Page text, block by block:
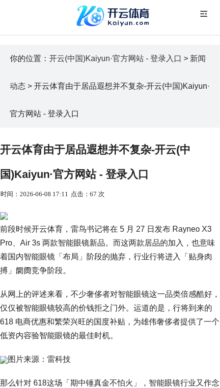
你的位置： 开云(中国)Kaiyun·官方网站 - 登录入口 > 新闻
动态 > 开云体育由于居品遐想并不复杂-开云(中国)Kaiyun·
官方网站 - 登录入口
开云体育由于居品遐想并不复杂-开云(中
国)Kaiyun·官方网站 - 登录入口
时间：2026-06-08 17:11 点击：67 次
前段时候开云体育，雷鸟书记将在 5 月 27 日发布 Rayneo X3
Pro、Air 3s 两款智能眼镜新品。而这两款居品的加入，也意味
着国内智能眼镜「布局」阶段的抛弃，行业行将进入「贴身肉
搏」阛阓竞争阶段。
从网上的评述来看，不少奢侈者对智能眼镜这一品类倍感酷好，
仅仅被智能眼镜较高的价钱拒之门外。运道的是，行将到来的
618 电商优惠和繁荣兴旺的国度补贴，为雄伟奢侈者提供了一个
低资内容验智能眼镜的最佳时机。
图片来源：雷科技
那么针对 618这场「期中锤真金不怕火」，智能眼镜行业又作念